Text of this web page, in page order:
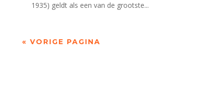
1935) geldt als een van de grootste...
« VORIGE PAGINA